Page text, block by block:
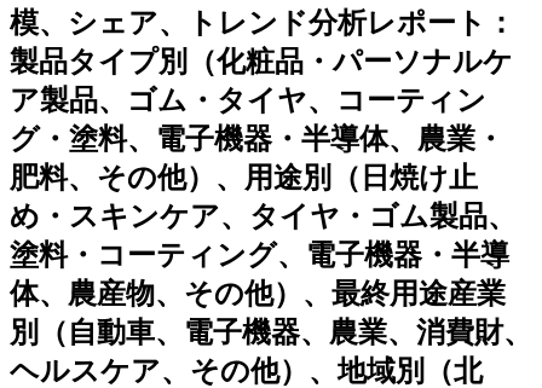
模、シェア、トレンド分析レポート：
製品タイプ別（化粧品・パーソナルケ
ア製品、ゴム・タイヤ、コーティン
グ・塗料、電子機器・半導体、農業・
肥料、その他）、用途別（日焼け止
め・スキンケア、タイヤ・ゴム製品、
塗料・コーティング、電子機器・半導
体、農産物、その他）、最終用途産業
別（自動車、電子機器、農業、消費財、
ヘルスケア、その他）、地域別（北